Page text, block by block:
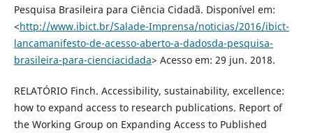
Pesquisa Brasileira para Ciência Cidadã. Disponível em:
<http://www.ibict.br/Salade-Imprensa/noticias/2016/ibict-
lancamanifesto-de-acesso-aberto-a-dadosda-pesquisa-
brasileira-para-cienciacidada> Acesso em: 29 jun. 2018.
RELATÓRIO Finch. Accessibility, sustainability, excellence:
how to expand access to research publications. Report of
the Working Group on Expanding Access to Published